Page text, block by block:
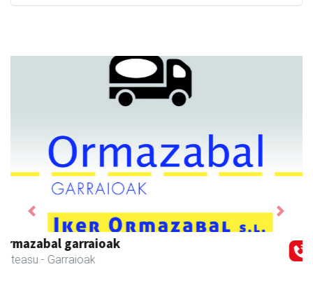
Danena taberna
Andoain -
Previous Next